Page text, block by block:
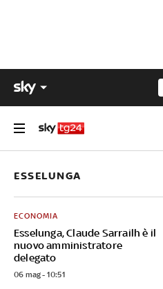
ESSELUNGA
Esselunga, Claude Sarrailh è il
nuovo amministratore
delegato
ECONOMIA
06 mag - 10:51